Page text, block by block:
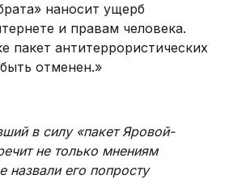
наносит ущерб
и правам человека.
пакет антитеррористических
отменен.»
в силу «пакет Яровой-
не только мнениям
назвали его попросту